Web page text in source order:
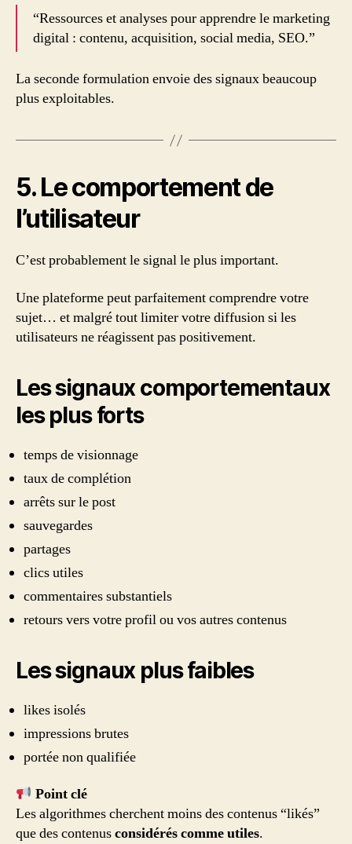
“Ressources et analyses pour apprendre le marketing
digital : contenu, acquisition, social media, SEO.”
La seconde formulation envoie des signaux beaucoup
plus exploitables.
5. Le comportement de
l’utilisateur
C’est probablement le signal le plus important.
Une plateforme peut parfaitement comprendre votre
sujet… et malgré tout limiter votre diffusion si les
utilisateurs ne réagissent pas positivement.
Les signaux comportementaux
les plus forts
temps de visionnage
taux de complétion
arrêts sur le post
sauvegardes
partages
clics utiles
commentaires substantiels
retours vers votre profil ou vos autres contenus
Les signaux plus faibles
likes isolés
impressions brutes
portée non qualifiée
Point clé
Les algorithmes cherchent moins des contenus “likés”
que des contenusconsidérés comme utiles.